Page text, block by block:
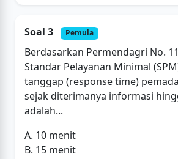
Soal 3 Pemula
Berdasarkan Permendagri No.
Standar Pelayanan Minimal
tanggap (response time)
sejak diterimanya informasi
adalah...
A. 10 menit
B. 15 menit